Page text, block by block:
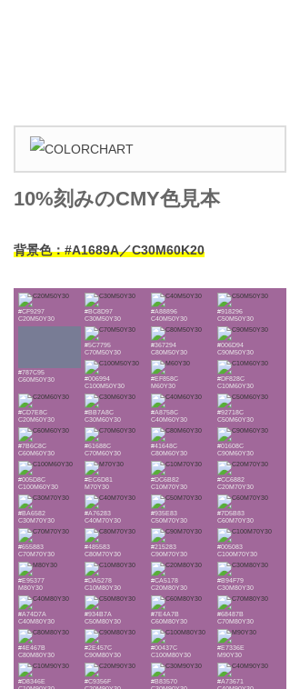
10%刻みのCMY色見本
背景色：#A1689A／C30M60K20
#CF9297
C20M50Y30
#BC8D97
C30M50Y30
#A88896
C40M50Y30
#918296
C50M50Y30
#787C95
C60M50Y30
#5C7795
C70M50Y30
#367294
C80M50Y30
#006D94
C90M50Y30
#006994
C100M50Y30
#EF858C
M60Y30
#DF828C
C10M60Y30
#CD7E8C
C20M60Y30
#BB7A8C
C30M60Y30
#A8758C
C40M60Y30
#92718C
C50M60Y30
#7B6C8C
C60M60Y30
#61688C
C70M60Y30
#41648C
C80M60Y30
#01608C
C90M60Y30
#005D8C
C100M60Y30
#EC6D81
M70Y30
#DC6B82
C10M70Y30
#CC6882
C20M70Y30
#BA6582
C30M70Y30
#A76283
C40M70Y30
#935E83
C50M70Y30
#7D5B83
C60M70Y30
#655883
C70M70Y30
#485583
C80M70Y30
#215283
C90M70Y30
#005083
C100M70Y30
#E95377
M80Y30
#DA5278
C10M80Y30
#CA5178
C20M80Y30
#B94F79
C30M80Y30
#A74D7A
C40M80Y30
#934B7A
C50M80Y30
#7E4A7B
C60M80Y30
#68487B
C70M80Y30
#4E467B
C80M80Y30
#2E457C
C90M80Y30
#00437C
C100M80Y30
#E7336E
M90Y30
#D8346E
#C9356F
#B83570
#A73671